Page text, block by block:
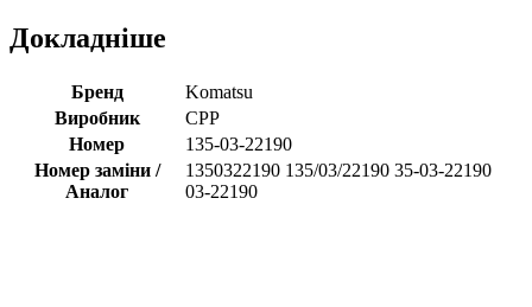
Докладніше
Бренд
Komatsu
Виробник
CPP
Номер
135-03-22190
Номер заміни /
Аналог
1350322190 135/03/22190 35-03-22190
03-22190